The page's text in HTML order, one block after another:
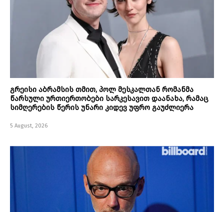
გრეისი აბრამსის თმით, პოლ მესკალთან რომანმა
წარსული ურთიერთობები სარკესავით დაანახა, რამაც
სიმღერების წერის უნარი კიდევ უფრო გაუძლიერა
5 August, 2026